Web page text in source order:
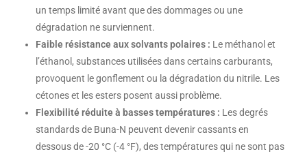
un temps limité avant que des dommages ou une
dégradation ne surviennent.
Faible résistance aux solvants polaires : Le méthanol et
l’éthanol, substances utilisées dans certains carburants,
provoquent le gonflement ou la dégradation du nitrile. Les
cétones et les esters posent aussi problème.
Flexibilité réduite à basses températures : Les degrés
standards de Buna-N peuvent devenir cassants en
dessous de -20 °C (-4 °F), des températures qui ne sont pas